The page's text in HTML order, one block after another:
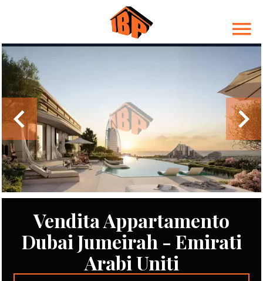
Vendita Appartamento
Dubai Jumeirah - Emirati
Arabi Uniti